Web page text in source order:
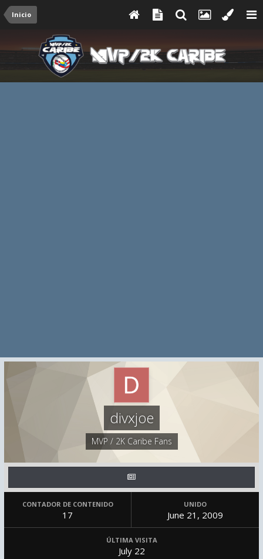
Inicio
divxjoe
MVP / 2K Caribe Fans
CONTADOR DE CONTENIDO
17
UNIDO
June 21, 2009
ÚLTIMA VISITA
July 22